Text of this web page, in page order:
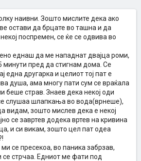
наивни. Зошто мислите дека ако
остави да брцате во ташна и да
поспремен, се ќе се одвива во
еднаш да ме нападнат двајца роми,
минути пред да стигнам дома. Се
една другарка и целиот тој пат е
душа, ама многу пати сум се враќала
беше страв. Знаев дека некој оди
слушаа шлапкања во вода(врнеше),
видам, зошто мислев дека е некој
се завртев додека вртев на кривина
и си викам, зошто цел пат одеа
се пресекоа, во паника забрзав,
се стрчаа. Едниот ме фати под